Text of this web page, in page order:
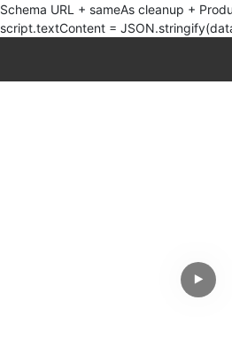
Schema URL + sameAs cleanup +
script.textContent =